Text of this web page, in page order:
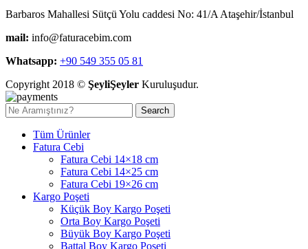
Barbaros Mahallesi Sütçü Yolu caddesi No: 41/A Ataşehir/İstanbul
mail: info@faturacebim.com
Whatsapp: +90 549 355 05 81
Copyright 2018 © ŞeyliŞeyler Kuruluşudur.
Search
Tüm Ürünler
Fatura Cebi
Fatura Cebi 14×18 cm
Fatura Cebi 14×25 cm
Fatura Cebi 19×26 cm
Kargo Poşeti
Küçük Boy Kargo Poşeti
Orta Boy Kargo Poşeti
Büyük Boy Kargo Poşeti
Battal Boy Kargo Poşeti